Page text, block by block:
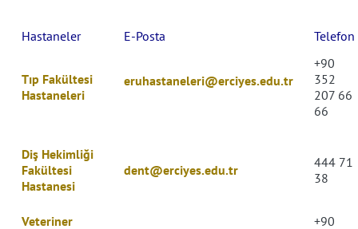
Hastaneler E-Posta Telefon
Tıp Fakültesi
Hastaneleri
eruhastaneleri@erciyes.edu.tr
+90
352
207 66
66
Diş Hekimliği
Fakültesi
Hastanesi
dent@erciyes.edu.tr
444 71
38
Veteriner
+90